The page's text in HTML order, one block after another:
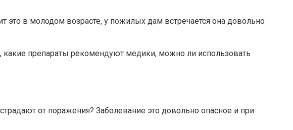
это в молодом возрасте, у пожилых дам встречается она довольно
какие препараты рекомендуют медики, можно ли использовать
от поражения? Заболевание это довольно опасное и при